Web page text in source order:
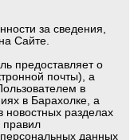
за сведения,
Сайте.
предоставляет о
почты), а
в
в Барахолке, а
новостных разделах
правил
данных